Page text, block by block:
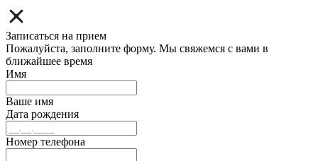
Записаться на прием
Пожалуйста, заполните форму. Мы свяжемся с вами в
ближайшее время
Имя
Ваше имя
Дата рождения
Номер телефона